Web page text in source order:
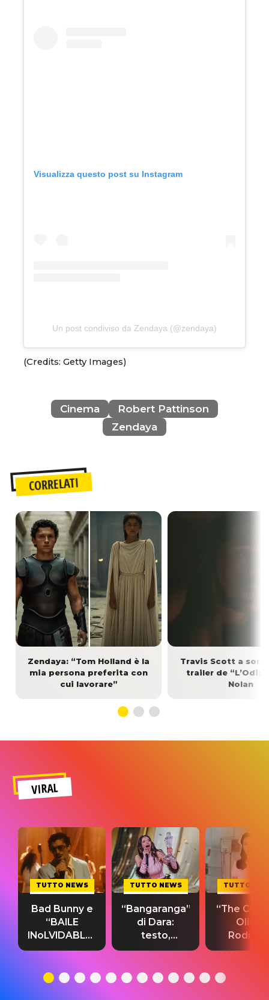
Visualizza questo post su Instagram
Un post condiviso da Zendaya (@zendaya)
(Credits: Getty Images)
Cinema
Robert Pattinson
Zendaya
CORRELATI
Zendaya: “Tom Holland è la
mia persona preferita con
cui lavorare”
Travis Scott a
trailer de
Nolan
VIRAL
TUTTO NEWS
Bad Bunny e
“BAILE
INoLVIDABLE”:
testo,
significato
TUTTO NEWS
“Bangaranga”
di Dara:
testo,
traduzione e
del singolo
TUTTO
“The
Olivia
testo,